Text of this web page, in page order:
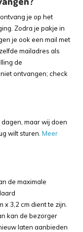
je op het
Zodra je pakje in
je ook een mail met
mailadres als
de
ontvangen; check
maar wij doen
wilt sturen. Meer
de maximale
3,2 cm dient te zijn.
kan de bezorger
laten aanbieden